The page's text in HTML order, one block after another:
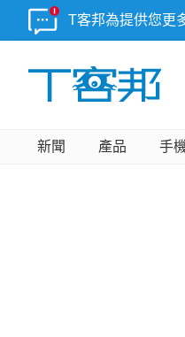
T客邦為提供您更
新聞 產品 手